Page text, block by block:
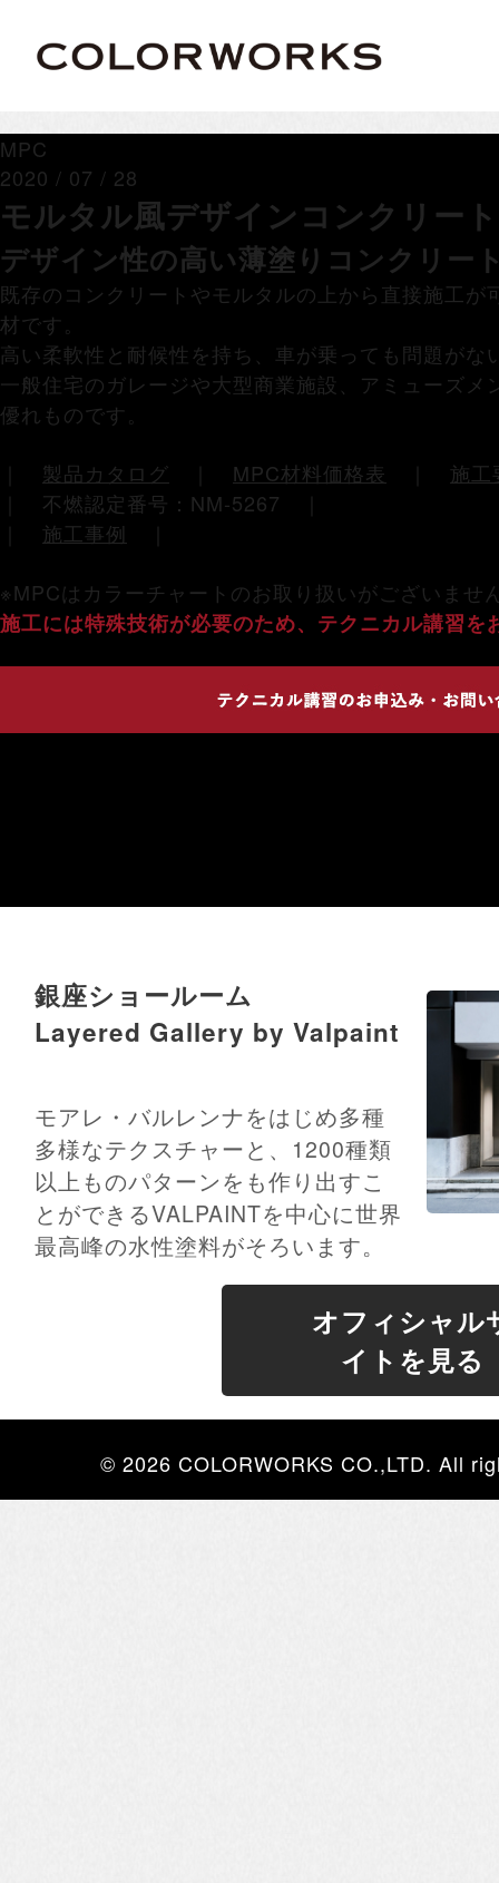
MPC
2020 / 07 / 28
モルタル風デザインコンクリー
デザイン性の高い薄塗りコンクリー
既存のコンクリートやモルタルの上から直接施工
材です。
高い柔軟性と耐候性を持ち、車が乗っても問題がな
一般住宅のガレージや大型商業施設、アミューズ
優れものです。
製品カタログ MPC材料価格表
施工
｜ 不燃認定番号：NM-5267 ｜
施工事例
※MPCはカラーチャートのお取り扱いがございませ
施工には特殊技術が必要のため、テクニカル講習を
銀座ショールーム
Layered Gallery by Valpaint
モアレ・バルレンナをはじめ多種
多様なテクスチャーと、1200種類
以上ものパターンをも作り出すこ
とができるVALPAINTを中心に世界
最高峰の水性塗料がそろいます。
オフィシャル
イトを見る
© 2026 COLORWORKS CO.,LTD. All